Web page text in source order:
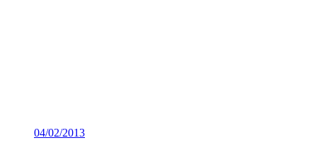
04/02/2013